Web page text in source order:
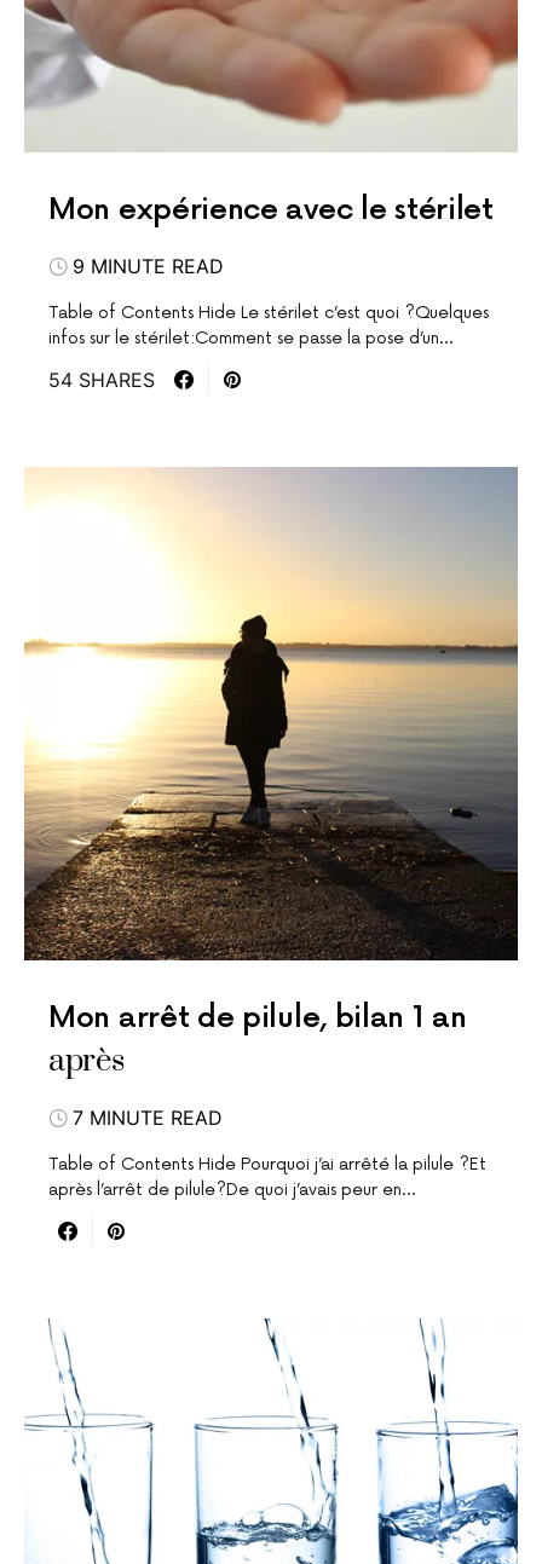
Mon expérience avec le stérilet
9 MINUTE READ
Table of Contents Hide Le stérilet c’est quoi ?Quelques
infos sur le stérilet:Comment se passe la pose d’un…
54 SHARES
Mon arrêt de pilule, bilan 1 an
après
7 MINUTE READ
Table of Contents Hide Pourquoi j’ai arrêté la pilule ?Et
après l’arrêt de pilule?De quoi j’avais peur en…